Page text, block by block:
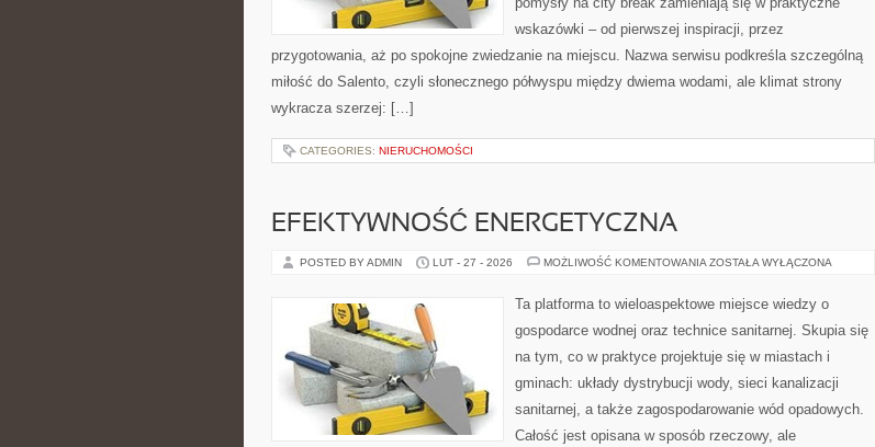
wskazówki – od pierwszej inspiracji, przez
przygotowania, aż po spokojne zwiedzanie na miejscu. Nazwa serwisu podkreśla szczególną
miłość do Salento, czyli słonecznego półwyspu między dwiema wodami, ale klimat strony
wykracza szerzej: […]
CATEGORIES: NIERUCHOMOŚCI
EFEKTYWNOŚĆ ENERGETYCZNA
POSTED BY ADMIN LUT - 27 - 2026 MOŻLIWOŚĆ KOMENTOWANIA EFEKTYWNOŚĆ
ZOSTAŁA WYŁĄCZONA
Ta platforma to wieloaspektowe miejsce wiedzy o
gospodarce wodnej oraz technice sanitarnej. Skupia się
na tym, co w praktyce projektuje się w miastach i
gminach: układy dystrybucji wody, sieci kanalizacji
sanitarnej, a także zagospodarowanie wód opadowych.
Całość jest opisana w sposób rzeczowy, ale